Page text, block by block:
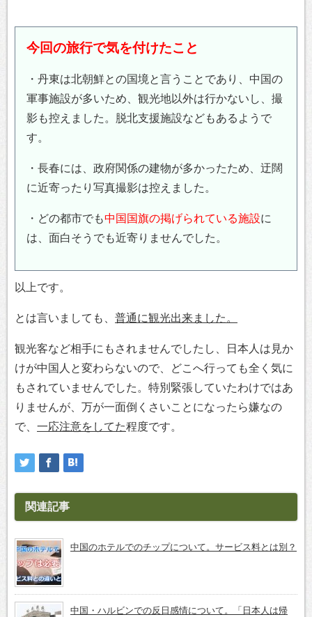
今回の旅行で気を付けたこと
・丹東は北朝鮮との国境と言うことであり、中国の
軍事施設が多いため、観光地以外は行かないし、撮
影も控えました。脱北支援施設などもあるようで
す。
・長春には、政府関係の建物が多かったため、迂闊
に近寄ったり写真撮影は控えました。
・どの都市でも中国国旗の掲げられている施設に
は、面白そうでも近寄りませんでした。
以上です。
とは言いましても、 普通に観光出来ました。
観光客など相手にもされませんでしたし、日本人は見か
けが中国人と変わらないので、どこへ行っても全く気に
もされていませんでした。特別緊張していたわけではあ
りませんが、万が一面倒くさいことになったら嫌なの
で、 一応注意をしてた程度です。
関連記事
中国のホテルでのチップについて。サービス料とは別？
中国・ハルビンでの反日感情について。「日本人は帰